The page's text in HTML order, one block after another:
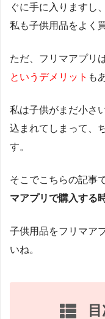
ぐに手に入りますし
私も子供用品をよく
ただ、フリマアプリ
というデメリット も
私は子供がまだ小さ
込まれてしまって、
す。
そこでこちらの記事
マアプリで購入する
子供用品をフリマア
いね。